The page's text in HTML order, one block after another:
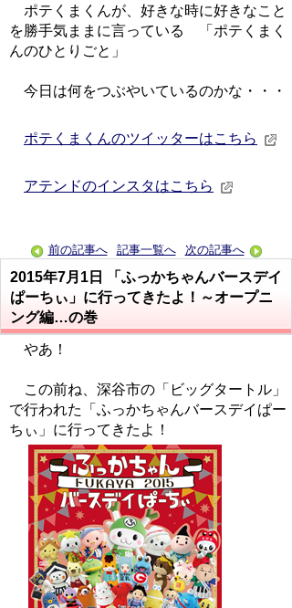
ポテくまくんが、好きな時に好きなこと
を勝手気ままに言っている 「ポテくまく
んのひとりごと」
今日は何をつぶやいているのかな・・・
ポテくまくんのツイッターはこちら
アテンドのインスタはこちら
前の記事へ 記事一覧へ 次の記事へ
2015年7月1日
「ふっかちゃんバースデイ
ぱーちぃ」に行ってきたよ！～オープニ
ング編…の巻
やあ！
この前ね、深谷市の「ビッグタートル」
で行われた「ふっかちゃんバースデイぱー
ちぃ」に行ってきたよ！